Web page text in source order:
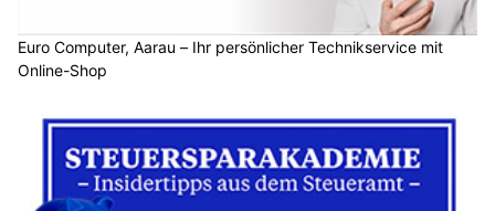
Euro Computer, Aarau – Ihr persönlicher Technikservice mit
Online-Shop